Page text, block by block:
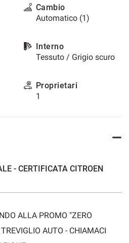
Cambio
Automatico (1)
Interno
Tessuto / Grigio scuro
Proprietari
1
- CERTIFICATA CITROEN
ALLA PROMO "ZERO
AUTO - CHIAMACI